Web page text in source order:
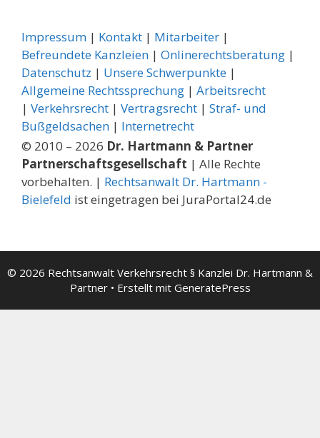
Impressum | Kontakt | Mitarbeiter |
Befreundete Kanzleien | Onlinerechtsberatung |
Datenschutz | Unsere Schwerpunkte |
Allgemeine Rechtssprechung | ­ Arbeitsrecht
| Verkehrsrecht | Vertragsrecht | Straf- und
Bußgeldsachen | Internetrecht
© 2010 – 2026 Dr. Hartmann & Partner
Partnerschaftsgesellschaft | Alle Rechte
vorbehalten. | Rechtsanwalt Dr. Hartmann -
Bielefeld ist eingetragen bei JuraPortal24.de
© 2026 Rechtsanwalt Verkehrsrecht § Kanzlei Dr. Hartmann &
Partner• Erstellt mit GeneratePress